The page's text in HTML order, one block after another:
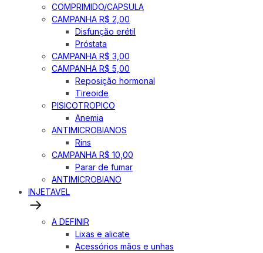
COMPRIMIDO/CAPSULA
CAMPANHA R$ 2,00
Disfunção erétil
Próstata
CAMPANHA R$ 3,00
CAMPANHA R$ 5,00
Reposição hormonal
Tireoide
PISICOTROPICO
Anemia
ANTIMICROBIANOS
Rins
CAMPANHA R$ 10,00
Parar de fumar
ANTIMICROBIANO
INJETAVEL
A DEFINIR
Lixas e alicate
Acessórios mãos e unhas